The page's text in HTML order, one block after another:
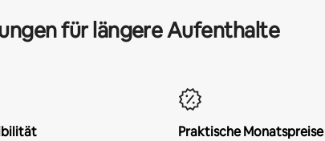
für längere Aufenthalte
Praktische Monatspreise